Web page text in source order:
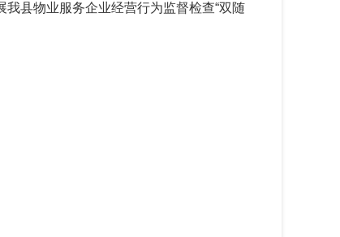
县物业服务企业经营行为监督检查“双随